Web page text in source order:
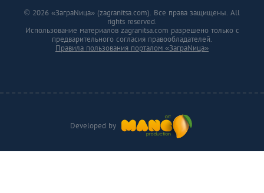
Developed by
© 2026 «ЗаграNица» (zagranitsa.com). Все права защищены. All
rights reserved.
Использование материалов zagranitsa.com разрешено только с
предварительного согласия правообладателей.
Правила пользования порталом «ЗаграNица»